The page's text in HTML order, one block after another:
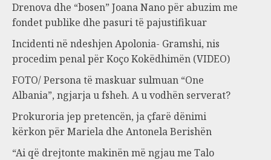
Drenova dhe “bosen” Joana Nano për abuzim me
fondet publike dhe pasuri të pajustifikuar
Incidenti në ndeshjen Apolonia- Gramshi, nis
procedim penal për Koço Kokëdhimën (VIDEO)
FOTO/ Persona të maskuar sulmuan “One
Albania”, ngjarja u fsheh. A u vodhën serverat?
Prokuroria jep pretencën, ja çfarë dënimi
kërkon për Mariela dhe Antonela Berishën
“Ai që drejtonte makinën më ngjau me Talo